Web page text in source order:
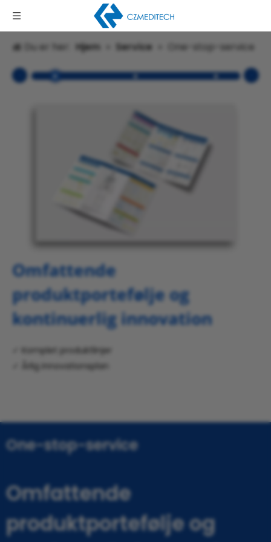
Du er her: Hjem Service One-stop-service
Omfattende
produktportefølje og
kontinuerlig innovation
✓ Komplet produktlinjer
✓ Årlig innovationsplan
One-stop-service
Omfattende
produktportefølje og